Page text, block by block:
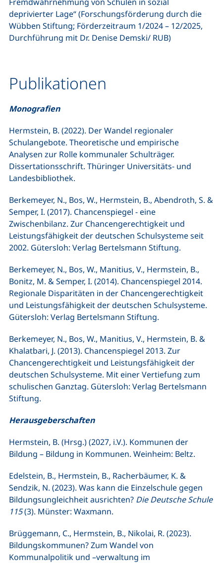
deprivierter Lage“ (Forschungsförderung durch die
Wübben Stiftung; Förderzeitraum 1/2024 – 12/2025,
Durchführung mit Dr. Denise Demski/ RUB)
Publikationen
Monografien
Hermstein, B. (2022). Der Wandel regionaler
Schulangebote. Theoretische und empirische
Analysen zur Rolle kommunaler Schulträger.
Dissertationsschrift. Thüringer Universitäts- und
Landesbibliothek.
Berkemeyer, N., Bos, W., Hermstein, B., Abendroth, S. &
Semper, I. (2017). Chancenspiegel - eine
Zwischenbilanz. Zur Chancengerechtigkeit und
Leistungsfähigkeit der deutschen Schulsysteme seit
2002. Gütersloh: Verlag Bertelsmann Stiftung.
Berkemeyer, N., Bos, W., Manitius, V., Hermstein, B.,
Bonitz, M. & Semper, I. (2014). Chancenspiegel 2014.
Regionale Disparitäten in der Chancengerechtigkeit
und Leistungsfähigkeit der deutschen Schulsysteme.
Gütersloh: Verlag Bertelsmann Stiftung.
Berkemeyer, N., Bos, W., Manitius, V., Hermstein, B. &
Khalatbari, J. (2013). Chancenspiegel 2013. Zur
Chancengerechtigkeit und Leistungsfähigkeit der
deutschen Schulsysteme. Mit einer Vertiefung zum
schulischen Ganztag. Gütersloh: Verlag Bertelsmann
Stiftung.
Herausgeberschaften
Hermstein, B. (Hrsg.) (2027, i.V.). Kommunen der
Bildung – Bildung in Kommunen. Weinheim: Beltz.
Edelstein, B., Hermstein, B., Racherbäumer, K. &
Sendzik, N. (2023). Was kann die Einzelschule gegen
Bildungsungleichheit ausrichten? Die Deutsche Schule
115(3). Münster: Waxmann.
Brüggemann, C., Hermstein, B., Nikolai, R. (2023).
Bildungskommunen? Zum Wandel von
Kommunalpolitik und –verwaltung im